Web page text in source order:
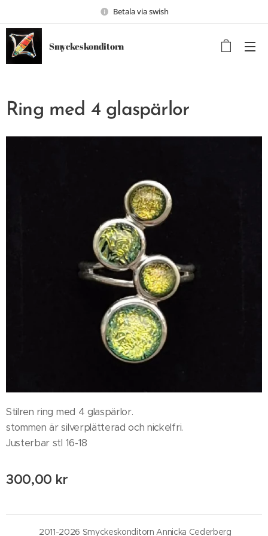
Betala via swish
Smyckeskonditorn
Ring med 4 glaspärlor
Stilren ring med 4 glaspärlor.
stommen är silverplätterad och nickelfri.
Justerbar stl 16-18
300,00 kr
2011-2026 Smyckeskonditorn Annicka Cederberg